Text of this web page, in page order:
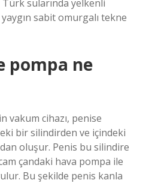
sularında yelkenli
sabit omurgalı tekne
pompa ne
vakum cihazı, penise
bir silindirden ve içindeki
oluşur. Penis bu silindire
çandaki hava pompa ile
Bu şekilde penis kanla